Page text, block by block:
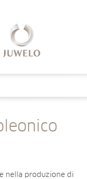
nella produzione di